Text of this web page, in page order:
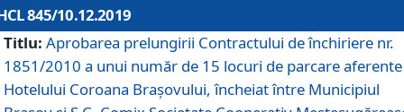
845/10.12.2019
Titlu: Aprobarea prelungirii Contractului de închiriere nr.
1851/2010 a unui număr de 15 locuri de parcare aferente
Hotelului Coroana Brașovului, încheiat între Municipiul